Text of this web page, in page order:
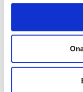
Hala, ELAk Eusko
eta aditzera
aztertzen ari dela.